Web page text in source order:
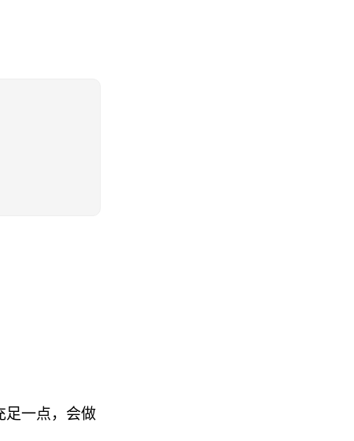
足一点，会做